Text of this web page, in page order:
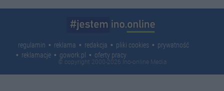
regulamin reklama redakcja pliki cookies
prywatność
reklamacje
gowork.pl oferty pracy
© copyright 2000-2026 Ino-online Media